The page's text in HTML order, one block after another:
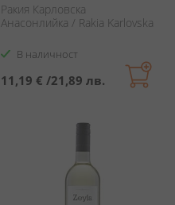
Ракия Карловска
Анасонлийка / Rakia Karlovska
В наличност
11,19 € /21,89 лв.